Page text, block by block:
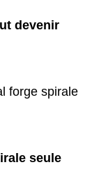
devenir
seule